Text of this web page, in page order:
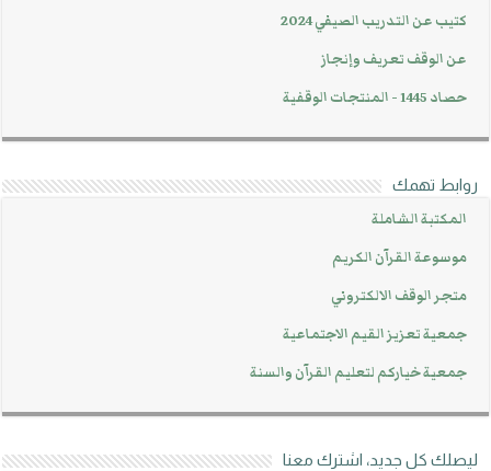
كتيب عن التدريب الصيفي 2024
عن الوقف تعريف وإنجاز
حصاد 1445 - المنتجات الوقفية
روابط تهمك
المكتبة الشاملة
موسوعة القرآن الكريم
متجر الوقف الالكتروني
جمعية تعزيز القيم الاجتماعية
جمعية خياركم لتعليم القرآن والسنة
ليصلك كل جديد، اشترك معنا